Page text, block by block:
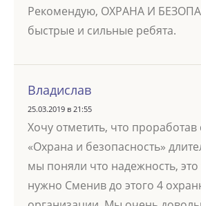
Рекомендую, ОХРАНА И
быстрые и сильные ребята.
Владислав
25.03.2019 в 21:55
Хочу отметить, что
«Охрана и безопасность»
мы поняли что надежность, это
нужно Сменив до этого 4